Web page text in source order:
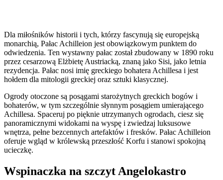
Dla miłośników historii i tych, którzy fascynują się europejską
monarchią, Pałac Achilleion jest obowiązkowym punktem do
odwiedzenia. Ten wystawny pałac został zbudowany w 1890 roku
przez cesarzową Elżbietę Austriacką, znaną jako Sisi, jako letnia
rezydencja. Pałac nosi imię greckiego bohatera Achillesa i jest
hołdem dla mitologii greckiej oraz sztuki klasycznej.
Ogrody otoczone są posągami starożytnych greckich bogów i
bohaterów, w tym szczególnie słynnym posągiem umierającego
Achillesa. Spaceruj po pięknie utrzymanych ogrodach, ciesz się
panoramicznymi widokami na wyspę i zwiedzaj luksusowe
wnętrza, pełne bezcennych artefaktów i fresków. Pałac Achilleion
oferuje wgląd w królewską przeszłość Korfu i stanowi spokojną
ucieczkę.
Wspinaczka na szczyt Angelokastro